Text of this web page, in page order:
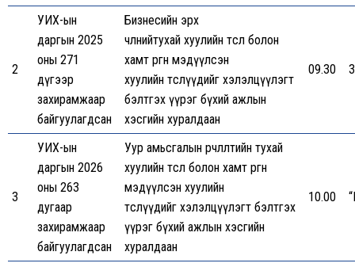
2
УИХ-ын
даргын 2025
оны 271
дүгээр
захирамжаар
байгуулагдсан
Бизнесийн эрх
чөлөөнийтухай хуулийн төсөл болон
хамт өргөн мэдүүлсэн
хуулийн төслүүдийг хэлэлцүүлэгт
бэлтгэх үүрэг бүхий ажлын
хэсгийн хуралдаан
09.30
3
УИХ-ын
даргын 2026
оны 263
дугаар
захирамжаар
байгуулагдсан
Уур амьсгалын өөрчлөлтийн тухай
хуулийн төсөл болон хамт өргөн
мэдүүлсэн хуулийн
төслүүдийг хэлэлцүүлэгт бэлтгэх
үүрэг бүхий ажлын хэсгийн
хуралдаан
10.00